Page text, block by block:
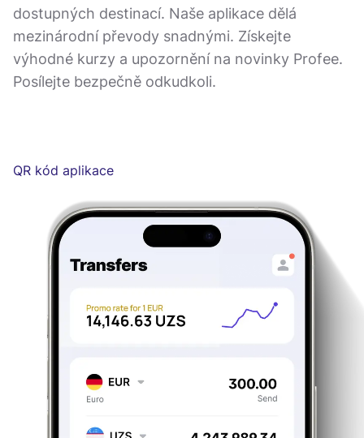
dostupných destinací. Naše aplikace dělá
mezinárodní převody snadnými. Získejte
výhodné kurzy a upozornění na novinky Profee.
Posílejte bezpečně odkudkoli.
QR kód aplikace